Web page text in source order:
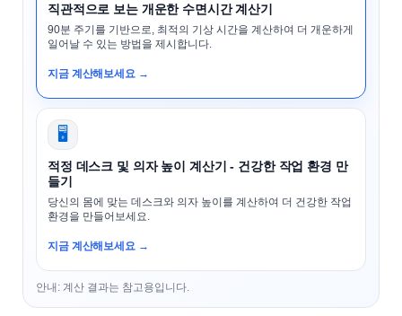
직관적으로 보는 개운한 수면시간 계산기
90분 주기를 기반으로, 최적의 기상 시간을 계산하여 더 개운하게
일어날 수 있는 방법을 제시합니다.
지금 계산해보세요 →
🖥️
적정 데스크 및 의자 높이 계산기 - 건강한 작업 환경 만
들기
당신의 몸에 맞는 데스크와 의자 높이를 계산하여 더 건강한 작업
환경을 만들어보세요.
지금 계산해보세요 →
안내: 계산 결과는 참고용입니다.